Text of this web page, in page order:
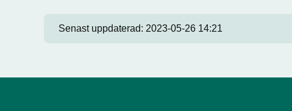
Senast uppdaterad: 2023-05-26 14:21